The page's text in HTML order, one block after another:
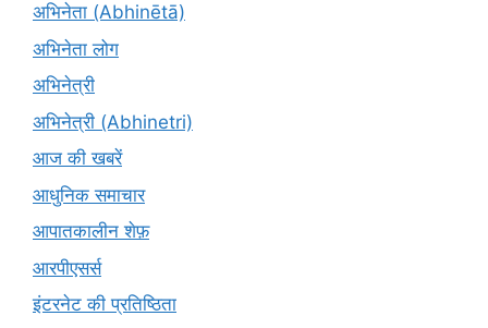
अभिनेता (Abhinētā)
अभिनेता लोग
अभिनेत्री
अभिनेत्री (Abhinetri)
आज की खबरें
आधुनिक समाचार
आपातकालीन शेफ़
आरपीएसर्स
इंटरनेट की प्रतिष्ठिता